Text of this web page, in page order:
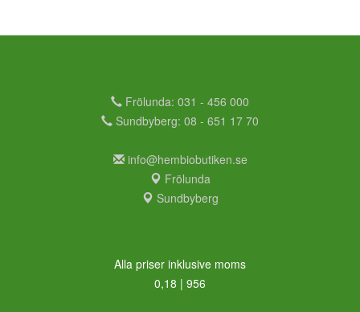
Frölunda: 031 - 456 000
Sundbyberg: 08 - 651 17 70
info@hembiobutiken.se
Frölunda
Sundbyberg
Alla priser inklusive moms
0,18 | 956